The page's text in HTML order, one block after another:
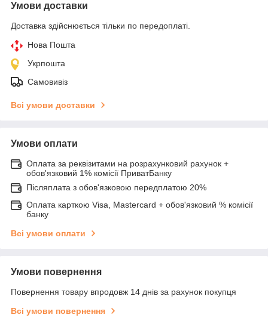
Умови доставки
Доставка здійснюється тільки по передоплаті.
Нова Пошта
Укрпошта
Самовивіз
Всі умови доставки
Умови оплати
Оплата за реквізитами на розрахунковий рахунок +
обов'язковий 1% комісії ПриватБанку
Післяплата з обов'язковою передплатою 20%
Оплата карткою Visa, Mastercard + обов'язковий % комісії
банку
Всі умови оплати
Умови повернення
Повернення товару впродовж 14 днів за рахунок покупця
Всі умови повернення